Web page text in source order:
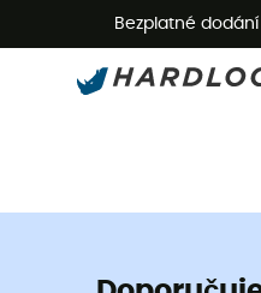
Bezplatné dodání